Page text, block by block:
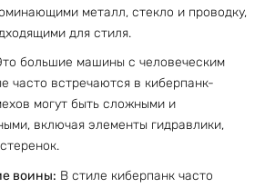
металл, стекло и проводку,
для стиля.
большие машины с человеческим
часто встречаются в киберпанк-
могут быть сложными и
включая элементы гидравлики,
воины: В стиле киберпанк часто